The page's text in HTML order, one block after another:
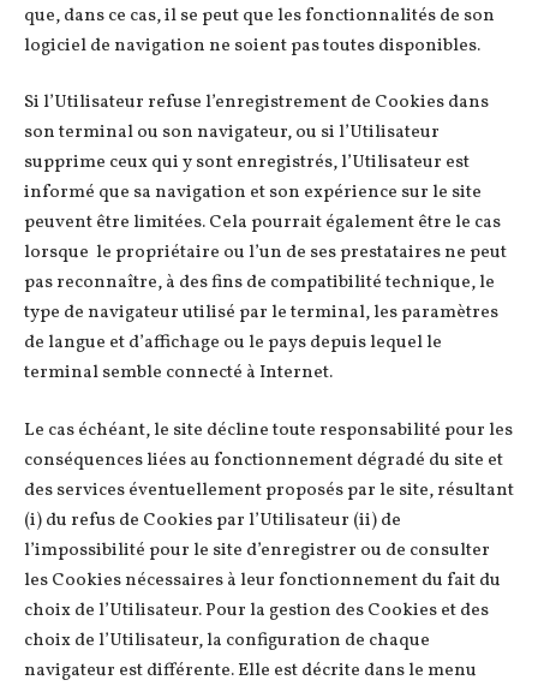
que, dans ce cas, il se peut que les fonctionnalités de son
logiciel de navigation ne soient pas toutes disponibles.
Si l’Utilisateur refuse l’enregistrement de Cookies dans
son terminal ou son navigateur, ou si l’Utilisateur
supprime ceux qui y sont enregistrés, l’Utilisateur est
informé que sa navigation et son expérience sur le site
peuvent être limitées. Cela pourrait également être le cas
lorsque le propriétaire ou l’un de ses prestataires ne peut
pas reconnaître, à des fins de compatibilité technique, le
type de navigateur utilisé par le terminal, les paramètres
de langue et d’affichage ou le pays depuis lequel le
terminal semble connecté à Internet.
Le cas échéant, le site décline toute responsabilité pour les
conséquences liées au fonctionnement dégradé du site et
des services éventuellement proposés par le site, résultant
(i) du refus de Cookies par l’Utilisateur (ii) de
l’impossibilité pour le site d’enregistrer ou de consulter
les Cookies nécessaires à leur fonctionnement du fait du
choix de l’Utilisateur. Pour la gestion des Cookies et des
choix de l’Utilisateur, la configuration de chaque
navigateur est différente. Elle est décrite dans le menu